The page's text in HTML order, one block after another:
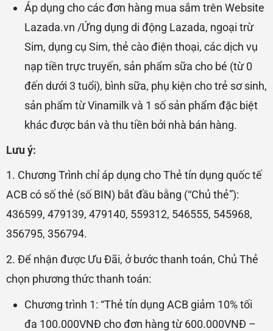
Áp dụng cho các đơn hàng mua sắm trên Website
Lazada.vn /Ứng dụng di động Lazada, ngoại trừ
Sim, dụng cụ Sim, thẻ cào điện thoại, các dịch vụ
nạp tiền trực truyến, sản phẩm sữa cho bé (từ 0
đến dưới 3 tuổi), bình sữa, phụ kiện cho trẻ sơ sinh,
sản phẩm từ Vinamilk và 1 số sản phẩm đặc biệt
khác được bán và thu tiền bởi nhà bán hàng.
Lưu ý:
1. Chương Trình chỉ áp dụng cho Thẻ tín dụng quốc tế
ACB có số thẻ (số BIN) bắt đầu bằng (“Chủ thẻ”):
436599, 479139, 479140, 559312, 546555, 545968,
356795, 356794.
2. Để nhận được Ưu Đãi, ở bước thanh toán, Chủ Thẻ
chọn phương thức thanh toán:
Chương trình 1: “Thẻ tín dụng ACB giảm 10% tối
đa 100.000VNĐ cho đơn hàng từ 600.000VNĐ –